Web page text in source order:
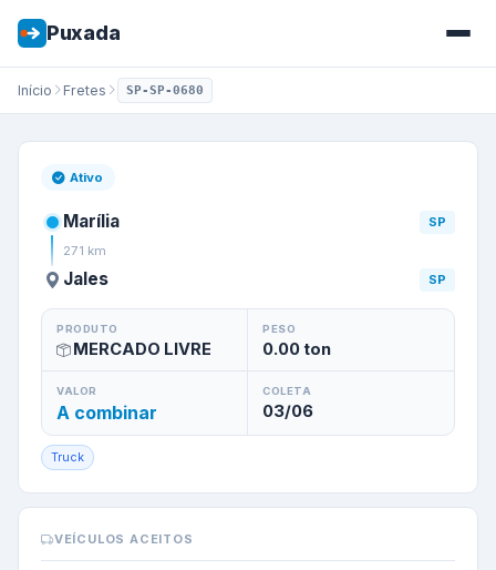
Puxada
Início Fretes SP-SP-0680
Frete de
Ativo
Marília
SP
271 km
Jales SP
PRODUTO
MERCADO LIVRE
PESO
0.00ton
VALOR
A combinar
COLETA
03/06
Truck
VEÍCULOS ACEITOS